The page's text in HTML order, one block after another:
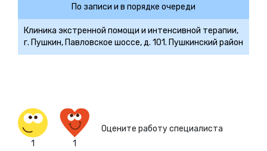
По записи и в порядке очереди
Клиника экстренной помощи и интенсивной терапии,
г. Пушкин, Павловское шоссе, д. 101. Пушкинский район
1 1
Оцените работу специалиста